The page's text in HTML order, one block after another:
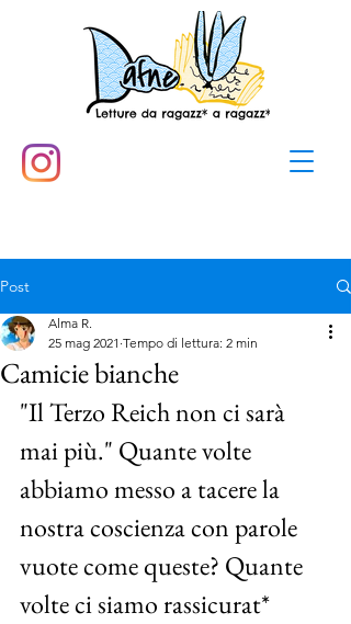
Post
Camicie bianche
Alma R.
25 mag 2021 Tempo di lettura: 2 min
"Il Terzo Reich non ci sarà
mai più." Quante volte
abbiamo messo a tacere la
nostra coscienza con parole
vuote come queste? Quante
volte ci siamo rassicurat*